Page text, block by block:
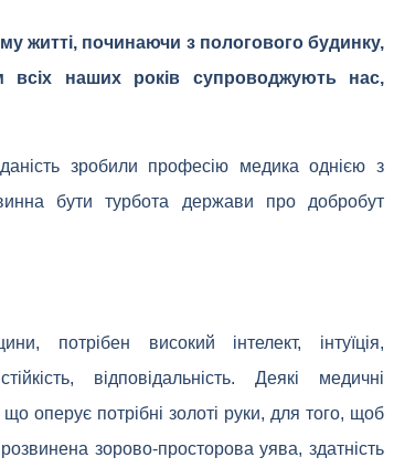
житті, починаючи з пологового будинку,
всіх наших років супроводжують нас,
зробили професію медика однією з
бути турбота держави про добробут
потрібен високий інтелект, інтуїція,
відповідальність. Деякі медичні
оперує потрібні золоті руки, для того, щоб
зорово-просторова уява, здатність